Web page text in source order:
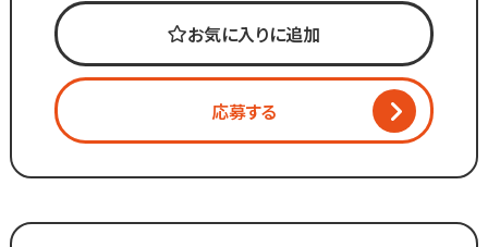
・接客
・お会計
・カット
・ブロー
・清掃 など
「美容師の仕事は好きだけど
お気に入りに追加
応募する